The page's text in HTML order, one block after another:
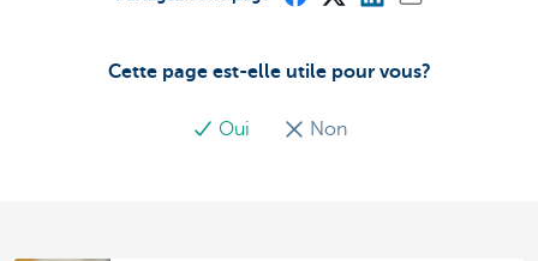
Cette page est-elle utile pour vous?
Oui Non